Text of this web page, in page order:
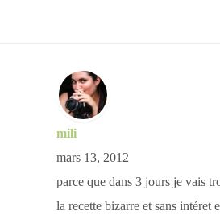
mili
mars 13, 2012
parce que dans 3 jours je vais
la recette bizarre et sans intéret